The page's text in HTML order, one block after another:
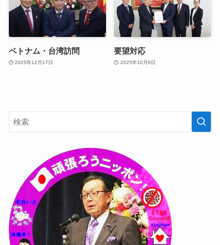
ベトナム・台湾訪問
2025年12月17日
要望対応
2025年10月9日